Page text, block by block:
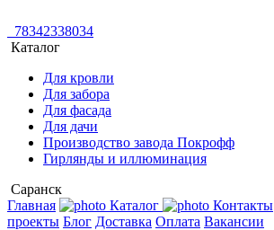
78342338034
Каталог
Для кровли
Для забора
Для фасада
Для дачи
Производство завода Покрофф
Гирлянды и иллюминация
Саранск
Главная
Каталог Контакты
проекты Блог Доставка Оплата Вакансии